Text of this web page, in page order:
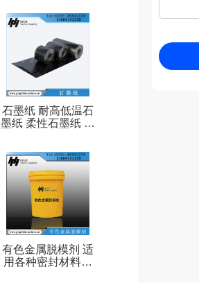
石墨纸 耐高低温石
墨纸 柔性石墨纸 厚
有色金属脱模剂 适
用各种密封材料的